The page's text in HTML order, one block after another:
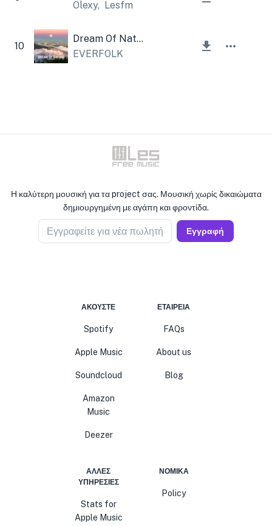
Olexy, Lesfm
10
Dream Of Nature
EVERFOLK
Η καλύτερη μουσική για τα project σας. Μουσική χωρίς δικαιώματα
δημιουργημένη με αγάπη και φροντίδα.
Εγγραφείτε για νέα πωλητή Εγγραφή
ΑΚΟΎΣΤΕ
Spotify
Apple Music
Soundcloud
Amazon
Music
Deezer
ΕΤΑΙΡΕΊΑ
FAQs
About us
Blog
ΆΛΛΕΣ
ΥΠΗΡΕΣΊΕΣ
Stats for
Apple Music
ΝΟΜΙΚΆ
Policy